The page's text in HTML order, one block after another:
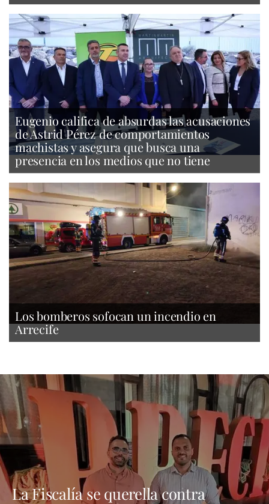
Eugenio califica de absurdas las acusaciones
de Astrid Pérez de comportamientos
machistas y asegura que busca una
presencia en los medios que no tiene
Los bomberos sofocan un incendio en
Arrecife
La Fiscalía se querella contra